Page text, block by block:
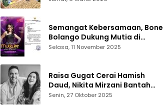
Semangat Kebersamaan, Bone
Bolango Dukung Mutia di
Panggung Dangdut Academy 7
Selasa, 11 November 2025
Raisa Gugat Cerai Hamish
Daud, Nikita Mirzani Bantah
Peras Reza Gladys
Senin, 27 Oktober 2025